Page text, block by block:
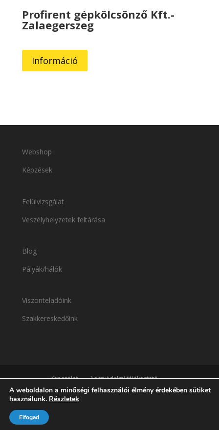
Profirent gépkölcsönző Kft.-
Zalaegerszeg
Információ
Webshop
Képzések
Felülvizsgálat
Veszélyhelyzetek feltárása
Blog
Pályák/hálók
Viszonteladóink
Szakkereskedőink
Kapcsolat Adatvédelmi tájékoztató
A weboldalon a minőségi felhasználói élmény érdekében sütiket
használunk. Részletek
Elfogad